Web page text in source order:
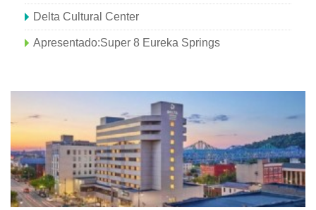
Delta Cultural Center
Apresentado:Super 8 Eureka Springs